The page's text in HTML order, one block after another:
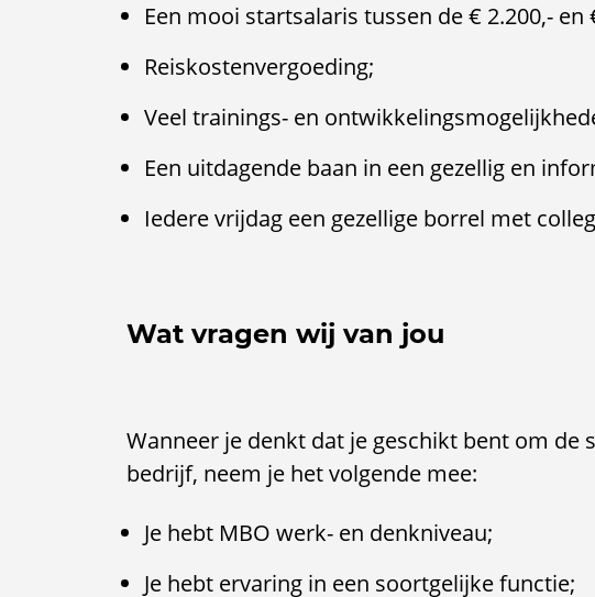
Een mooi startsalaris tussen de € 2.200,-
Reiskostenvergoeding;
Veel trainings- en
Een uitdagende baan in een gezellig en
Iedere vrijdag een gezellige borrel met
Wat vragen wij van jou
Wanneer je denkt dat je geschikt bent om de
bedrijf, neem je het volgende mee:
Je hebt MBO werk- en denkniveau;
Je hebt ervaring in een soortgelijke functie;